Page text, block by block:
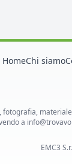
HomeChi siamo
a
EMC3